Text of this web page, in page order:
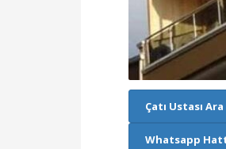
Çatı Ustası Ara
Whatsapp